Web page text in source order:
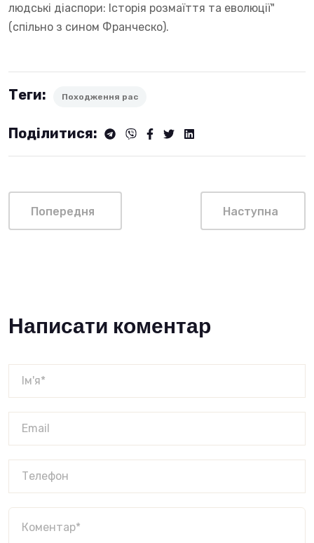
людські діаспори: Історія розмаїття та еволюції"
(спільно з сином Франческо).
Теги: Походження рас
Поділитися:
Попередня Наступна
Написати коментар